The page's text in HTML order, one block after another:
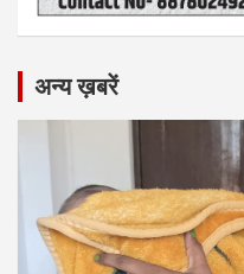
अन्य ख़बरें